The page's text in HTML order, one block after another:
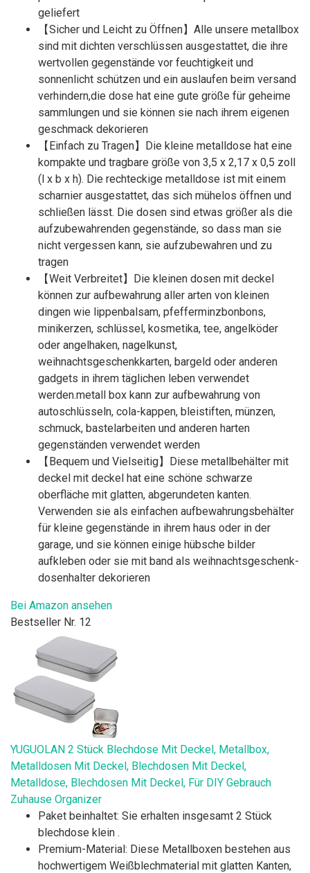
geliefert
【Sicher und Leicht zu Öffnen】Alle unsere metallbox
sind mit dichten verschlüssen ausgestattet, die ihre
wertvollen gegenstände vor feuchtigkeit und
sonnenlicht schützen und ein auslaufen beim versand
verhindern,die dose hat eine gute größe für geheime
sammlungen und sie können sie nach ihrem eigenen
geschmack dekorieren
【Einfach zu Tragen】Die kleine metalldose hat eine
kompakte und tragbare größe von 3,5 x 2,17 x 0,5 zoll
(l x b x h). Die rechteckige metalldose ist mit einem
scharnier ausgestattet, das sich mühelos öffnen und
schließen lässt. Die dosen sind etwas größer als die
aufzubewahrenden gegenstände, so dass man sie
nicht vergessen kann, sie aufzubewahren und zu
tragen
【Weit Verbreitet】Die kleinen dosen mit deckel
können zur aufbewahrung aller arten von kleinen
dingen wie lippenbalsam, pfefferminzbonbons,
minikerzen, schlüssel, kosmetika, tee, angelköder
oder angelhaken, nagelkunst,
weihnachtsgeschenkkarten, bargeld oder anderen
gadgets in ihrem täglichen leben verwendet
werden.metall box kann zur aufbewahrung von
autoschlüsseln, cola-kappen, bleistiften, münzen,
schmuck, bastelarbeiten und anderen harten
gegenständen verwendet werden
【Bequem und Vielseitig】Diese metallbehälter mit
deckel mit deckel hat eine schöne schwarze
oberfläche mit glatten, abgerundeten kanten.
Verwenden sie als einfachen aufbewahrungsbehälter
für kleine gegenstände in ihrem haus oder in der
garage, und sie können einige hübsche bilder
aufkleben oder sie mit band als weihnachtsgeschenk-
dosenhalter dekorieren
Bei Amazon ansehen
Bestseller Nr. 12
YUGUOLAN 2 Stück Blechdose Mit Deckel, Metallbox,
Metalldosen Mit Deckel, Blechdosen Mit Deckel,
Metalldose, Blechdosen Mit Deckel, Für DIY Gebrauch
Zuhause Organizer
Paket beinhaltet: Sie erhalten insgesamt 2 Stück
blechdose klein .
Premium-Material: Diese Metallboxen bestehen aus
hochwertigem Weißblechmaterial mit glatten Kanten,